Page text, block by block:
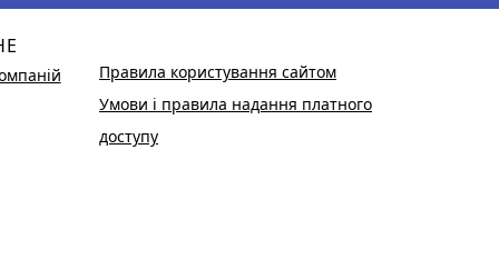
Правила користування сайтом
Умови і правила надання платного
доступу